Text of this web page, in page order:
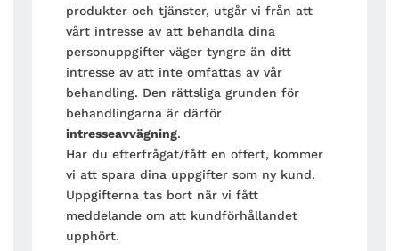
produkter och tjänster, utgår vi från att
vårt intresse av att behandla dina
personuppgifter väger tyngre än ditt
intresse av att inte omfattas av vår
behandling. Den rättsliga grunden för
behandlingarna är därför
intresseavvägning.
Har du efterfrågat/fått en offert, kommer
vi att spara dina uppgifter som ny kund.
Uppgifterna tas bort när vi fått
meddelande om att kundförhållandet
upphört.